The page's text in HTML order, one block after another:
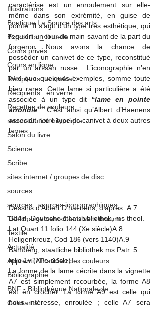
Illustrations
Boutique La Source des arts
Exposition_virtuelle
Cours privés
Cours en ligne
Récipients : en métal
Récipients : en verre
Recettes de couleurs
reconstitution historique
Salon du livre
Science
Scribe
sites internet / groupes de disc...
sources
sources : sources iconographiques
Téléchargements/Liens vers docum...
Textile
Actualité
Apprenti / Praticien des couleurs
Bibliographie
BNF - Bibliothèque Nationale de ...
Colorants
caractérise est un enroulement sur elle-
même dans son extrémité, en guise de
pointe. Il s’agit d’un type très esthétique, qui
requiert un tour de main savant de la part du
forgeron. Nous avons la chance de
posséder un canivet de ce type, reconstitué
par un artisan russe.  L’iconographie n’en
livre que quelques exemples, somme toute
bien rares. Cette lame si particulière a été
associée à un type dit “lame en pointe
arrondie”. C’est ainsi qu’Albert d’Haenens
associait notre type de canivet à deux autres
lames
Dessins d’Albert D’haenens, d’après :A.7
Berlin, Deutsche staatsbibliothek, ms theol.
Lat Quart 11 folio 144 (Xe siècle)A.8
Heligenkreuz, Cod 186 (vers 1140)A.9
Bamberg, staatliche bibliothek ms Patr. 5
folio 1v (XIIe siècle)
La forme de la lame décrite dans la vignette
A7 est simplement recourbée , la forme A8
est en crochet. La forme A9 est celle qui
nous intéresse, enroulée ; celle A7 sera